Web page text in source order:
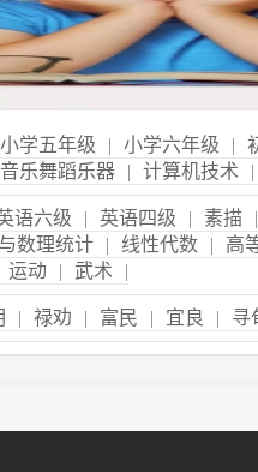
小学五年级 | 小学六年级 |
音乐舞蹈乐器 | 计算机技术 |
语六级 | 英语四级 | 素描 |
数理统计 | 线性代数 | 高
运动 | 武术 |
| 禄劝 | 富民 | 宜良 | 寻